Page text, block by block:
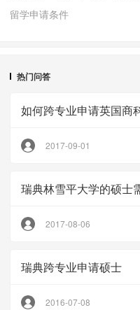
留学申请条件
热门问答
如何跨专业申请英国商
2017-09-01
瑞典林雪平大学的硕士
2017-08-06
瑞典跨专业申请硕士
2016-07-08